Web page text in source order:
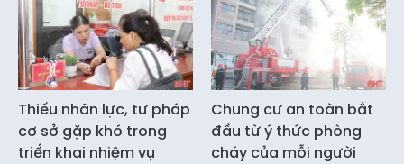
Thiếu nhân lực, tư pháp
cơ sở gặp khó trong
triển khai nhiệm vụ
Chung cư an toàn bắt
đầu từ ý thức phòng
cháy của mỗi người